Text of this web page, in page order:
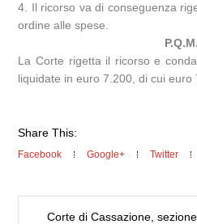
4. Il ricorso va di conseguenza
ordine alle spese.
P.Q.M.
La Corte rigetta il ricorso e
liquidate in euro 7.200, di cui euro
Share This:
Facebook Google+ Twitter
Corte di Cassazione,